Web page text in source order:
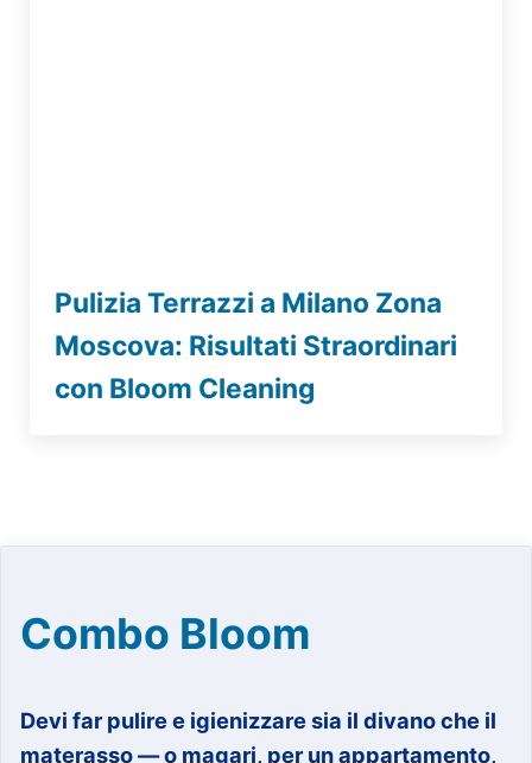
Pulizia Terrazzi a Milano Zona
Moscova: Risultati Straordinari
con Bloom Cleaning
Combo Bloom
Devi far pulire e igienizzare sia il divano che il
materasso — o magari, per un appartamento,